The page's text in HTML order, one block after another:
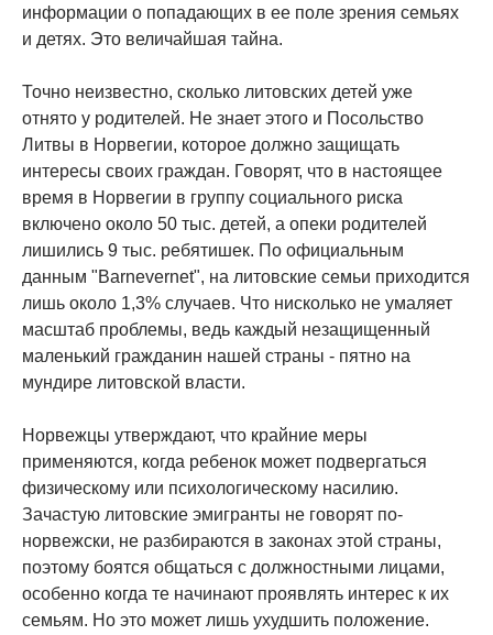
информации о попадающих в ее поле зрения семьях
и детях. Это величайшая тайна.
Точно неизвестно, сколько литовских детей уже
отнято у родителей. Не знает этого и Посольство
Литвы в Норвегии, которое должно защищать
интересы своих граждан. Говорят, что в настоящее
время в Норвегии в группу социального риска
включено около 50 тыс. детей, а опеки родителей
лишились 9 тыс. ребятишек. По официальным
данным "Barnevernet", на литовские семьи приходится
лишь около 1,3% случаев. Что нисколько не умаляет
масштаб проблемы, ведь каждый незащищенный
маленький гражданин нашей страны - пятно на
мундире литовской власти.
Норвежцы утверждают, что крайние меры
применяются, когда ребенок может подвергаться
физическому или психологическому насилию.
Зачастую литовские эмигранты не говорят по-
норвежски, не разбираются в законах этой страны,
поэтому боятся общаться с должностными лицами,
особенно когда те начинают проявлять интерес к их
семьям. Но это может лишь ухудшить положение.